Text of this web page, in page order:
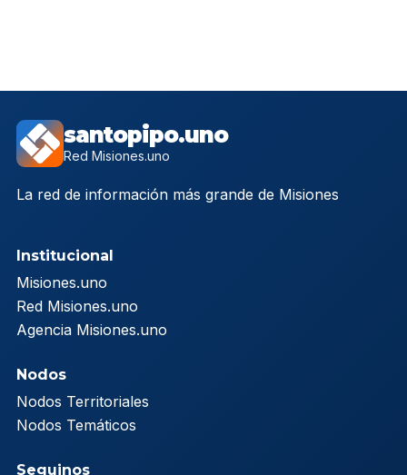
santopipo.uno
Red Misiones.uno
La red de información más grande de Misiones
Institucional
Misiones.uno
Red Misiones.uno
Agencia Misiones.uno
Nodos
Nodos Territoriales
Nodos Temáticos
Seguinos